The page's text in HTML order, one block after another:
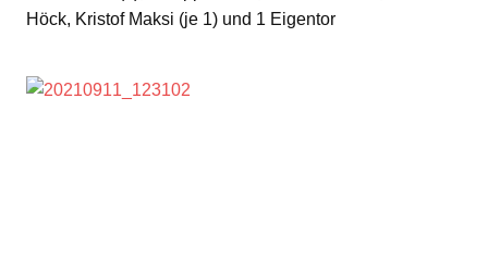
Höck, Kristof Maksi (je 1) und 1 Eigentor